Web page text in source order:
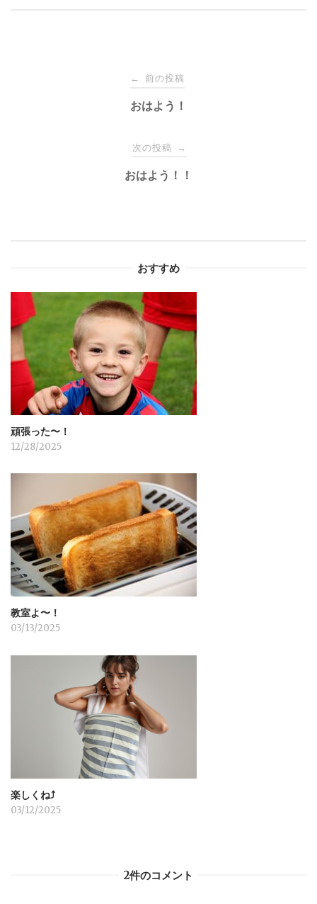
シ
ョ
ン
← 前の投稿
おはよう！
次の投稿 →
おはよう！！
おすすめ
頑張った〜！
12/28/2025
教室よ〜！
03/13/2025
楽しくね⤴︎
03/12/2025
2件のコメント